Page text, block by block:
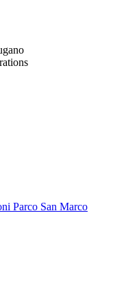
Parco San Marco